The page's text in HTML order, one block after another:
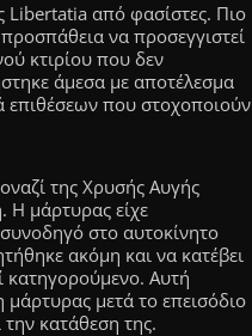
Libertatia από φασίστες. Πιο
να προσεγγιστεί
κτιρίου που δεν
άμεσα με αποτέλεσμα
επιθέσεων που στοχοποιούν
της Χρυσής Αυγής
H μάρτυρας είχε
στο αυτοκίνητο
ακόμη και να κατέβει
κατηγορούμενο. Αυτή
μάρτυρας μετά το επεισόδιο
κατάθεση της.